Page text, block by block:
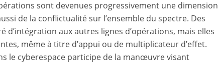
sont devenues progressivement une dimension
de la conflictualité sur l’ensemble du spectre. Des
aux autres lignes d’opérations, mais elles
même à titre d’appui ou de multiplicateur d’effet.
le cyberespace participe de la manœuvre visant